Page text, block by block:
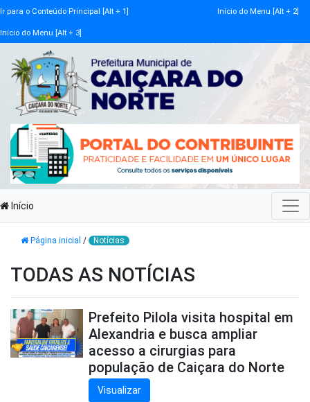
Ir para o Conteúdo Principal [Alt + 1] Início do Menu [Alt + 2]
Início do Menu [Alt + 3]
Início
Página inicial / Notícias
TODAS AS NOTÍCIAS
Prefeito Pilola visita hospital em
Alexandria e busca ampliar
acesso a cirurgias para
população de Caiçara do Norte
Visualizar